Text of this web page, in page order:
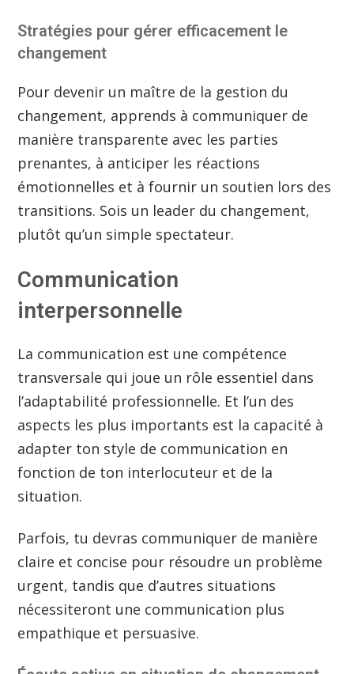
Stratégies pour gérer efficacement le
changement
Pour devenir un maître de la gestion du
changement, apprends à communiquer de
manière transparente avec les parties
prenantes, à anticiper les réactions
émotionnelles et à fournir un soutien lors des
transitions. Sois un leader du changement,
plutôt qu’un simple spectateur.
Communication
interpersonnelle
La communication est une compétence
transversale qui joue un rôle essentiel dans
l’adaptabilité professionnelle. Et l’un des
aspects les plus importants est la capacité à
adapter ton style de communication en
fonction de ton interlocuteur et de la
situation.
Parfois, tu devras communiquer de manière
claire et concise pour résoudre un problème
urgent, tandis que d’autres situations
nécessiteront une communication plus
empathique et persuasive.